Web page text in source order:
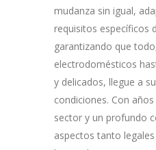
mudanza sin igual,
requisitos específicos
garantizando que
electrodomésticos
y delicados, llegue a
condiciones. Con
sector y un profundo
aspectos tanto